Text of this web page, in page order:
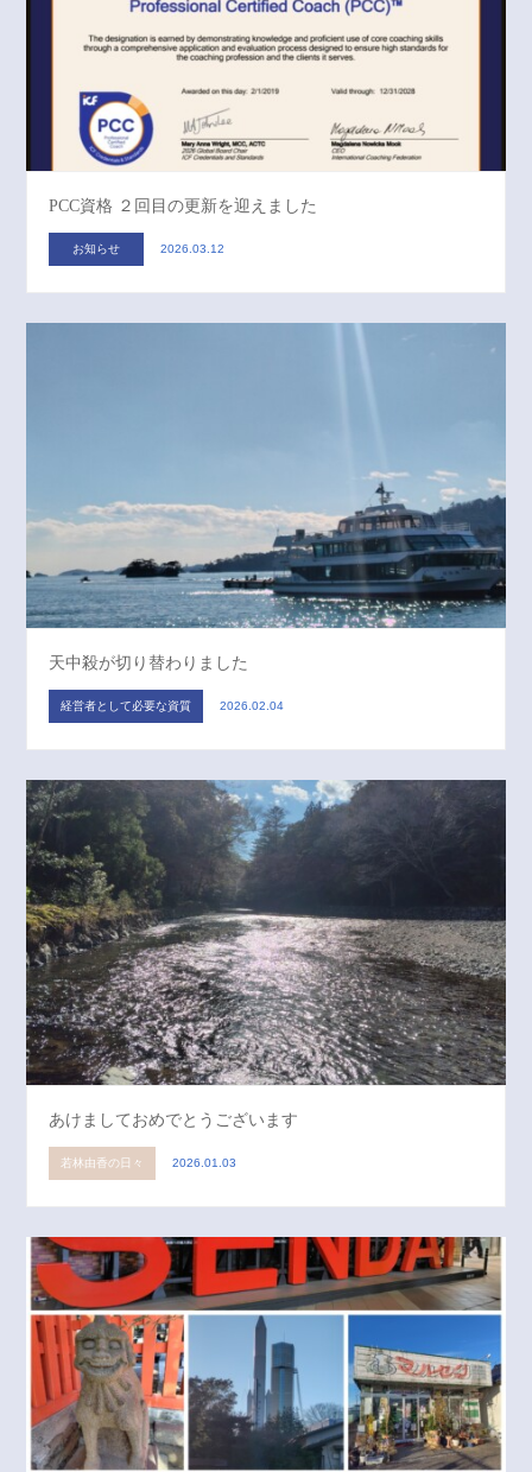
PCC資格 ２回目の更新を迎えました
お知らせ 2026.03.12
天中殺が切り替わりました
経営者として必要な資質 2026.02.04
あけましておめでとうございます
若林由香の日々 2026.01.03